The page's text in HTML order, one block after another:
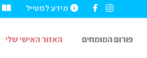
מידע למטייל
פורום המומחים האזור האישי שלי